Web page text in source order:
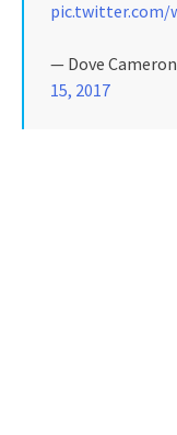
pic.twitter.com/
— Dove
15, 2017